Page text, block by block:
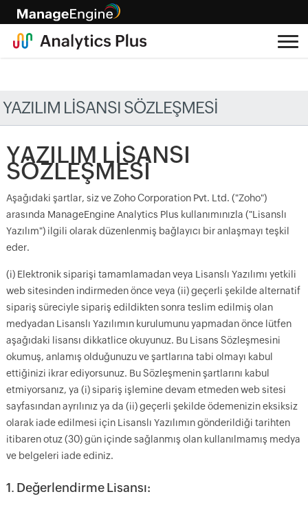
YAZILIM LİSANSI SÖZLEŞMESİ
YAZILIM LİSANSI
SÖZLEŞMESİ
Aşağıdaki şartlar, siz ve Zoho Corporation Pvt. Ltd. ("Zoho")
arasında ManageEngine Analytics Plus kullanımınızla ("Lisanslı
Yazılım") ilgili olarak düzenlenmiş bağlayıcı bir anlaşmayı teşkil
eder.
(i) Elektronik siparişi tamamlamadan veya Lisanslı Yazılımı yetkili
web sitesinden indirmeden önce veya (ii) geçerli şekilde alternatif
sipariş süreciyle sipariş edildikten sonra teslim edilmiş olan
medyadan Lisanslı Yazılımın kurulumunu yapmadan önce lütfen
aşağıdaki lisansı dikkatlice okuyunuz. Bu Lisans Sözleşmesini
okumuş, anlamış olduğunuzu ve şartlarına tabi olmayı kabul
ettiğinizi ikrar ediyorsunuz. Bu Sözleşmenin şartlarını kabul
etmiyorsanız, ya (i) sipariş işlemine devam etmeden web sitesi
sayfasından ayrılınız ya da (ii) geçerli şekilde ödemenizin eksiksiz
olarak iade edilmesi için Lisanslı Yazılımın gönderildiği tarihten
itibaren otuz (30) gün içinde sağlanmış olan kullanılmamış medya
ve belgeleri iade ediniz.
1. Değerlendirme Lisansı: